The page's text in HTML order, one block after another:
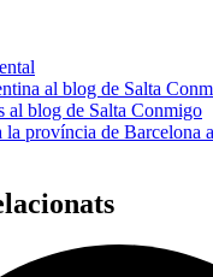
al blog de Salta
al blog de Salta Conmigo
província de Barcelona